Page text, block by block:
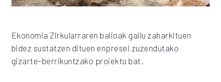
Ekonomia Zirkularraren balioak gailu zaharkituen
bidez sustatzen dituen enpresei zuzendutako
gizarte-berrikuntzako proiektu bat.